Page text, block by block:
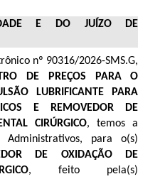
E DO JUÍZO DE
nº 90316/2026-SMS.G,
DE PREÇOS PARA O
LUBRIFICANTE PARA
E REMOVEDOR DE
CIRÚRGICO, temos a
Administrativos, para o(s)
DE OXIDAÇÃO DE
, feito pela(s)